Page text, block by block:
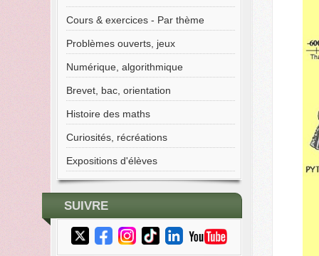
Cours & exercices - Par thème
Problèmes ouverts, jeux
Numérique, algorithmique
Brevet, bac, orientation
Histoire des maths
Curiosités, récréations
Expositions d'élèves
SUIVRE